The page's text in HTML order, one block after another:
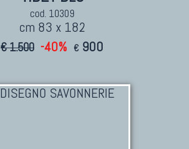
cod. 10309
cm 83 x 182
€ 1.500 -40% € 900